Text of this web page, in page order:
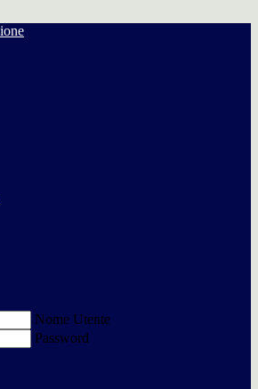
Nome Utente
Password